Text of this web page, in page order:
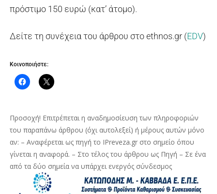
πρόστιμο 150 ευρώ (κατ’ άτομο).
Δείτε τη συνέχεια του άρθρου στο ethnos.gr (EDV)
Κοινοποιήστε:
Προσοχή! Επιτρέπεται η αναδημοσίευση των πληροφοριών
του παραπάνω άρθρου (όχι αυτολεξεί) ή μέρους αυτών μόνο
αν: – Αναφέρεται ως πηγή το IPreveza.gr στο σημείο όπου
γίνεται η αναφορά. – Στο τέλος του άρθρου ως Πηγή – Σε ένα
από τα δύο σημεία να υπάρχει ενεργός σύνδεσμος